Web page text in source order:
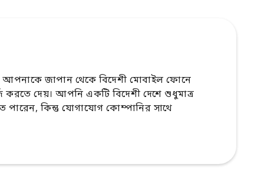
জাপান থেকে বিদেশী মোবাইল ফোনে
করতে দেয়। আপনি একটি বিদেশী দেশে শুধুমাত্র
কিন্তু যোগাযোগ কোম্পানির সাথে